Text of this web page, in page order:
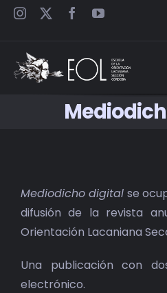
Saltar
Mediodicho digital se
difusión de la revista
Orientación Lacaniana
Una publicación con
electrónico.